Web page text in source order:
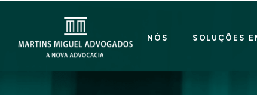
NÓS SOLUÇÕES